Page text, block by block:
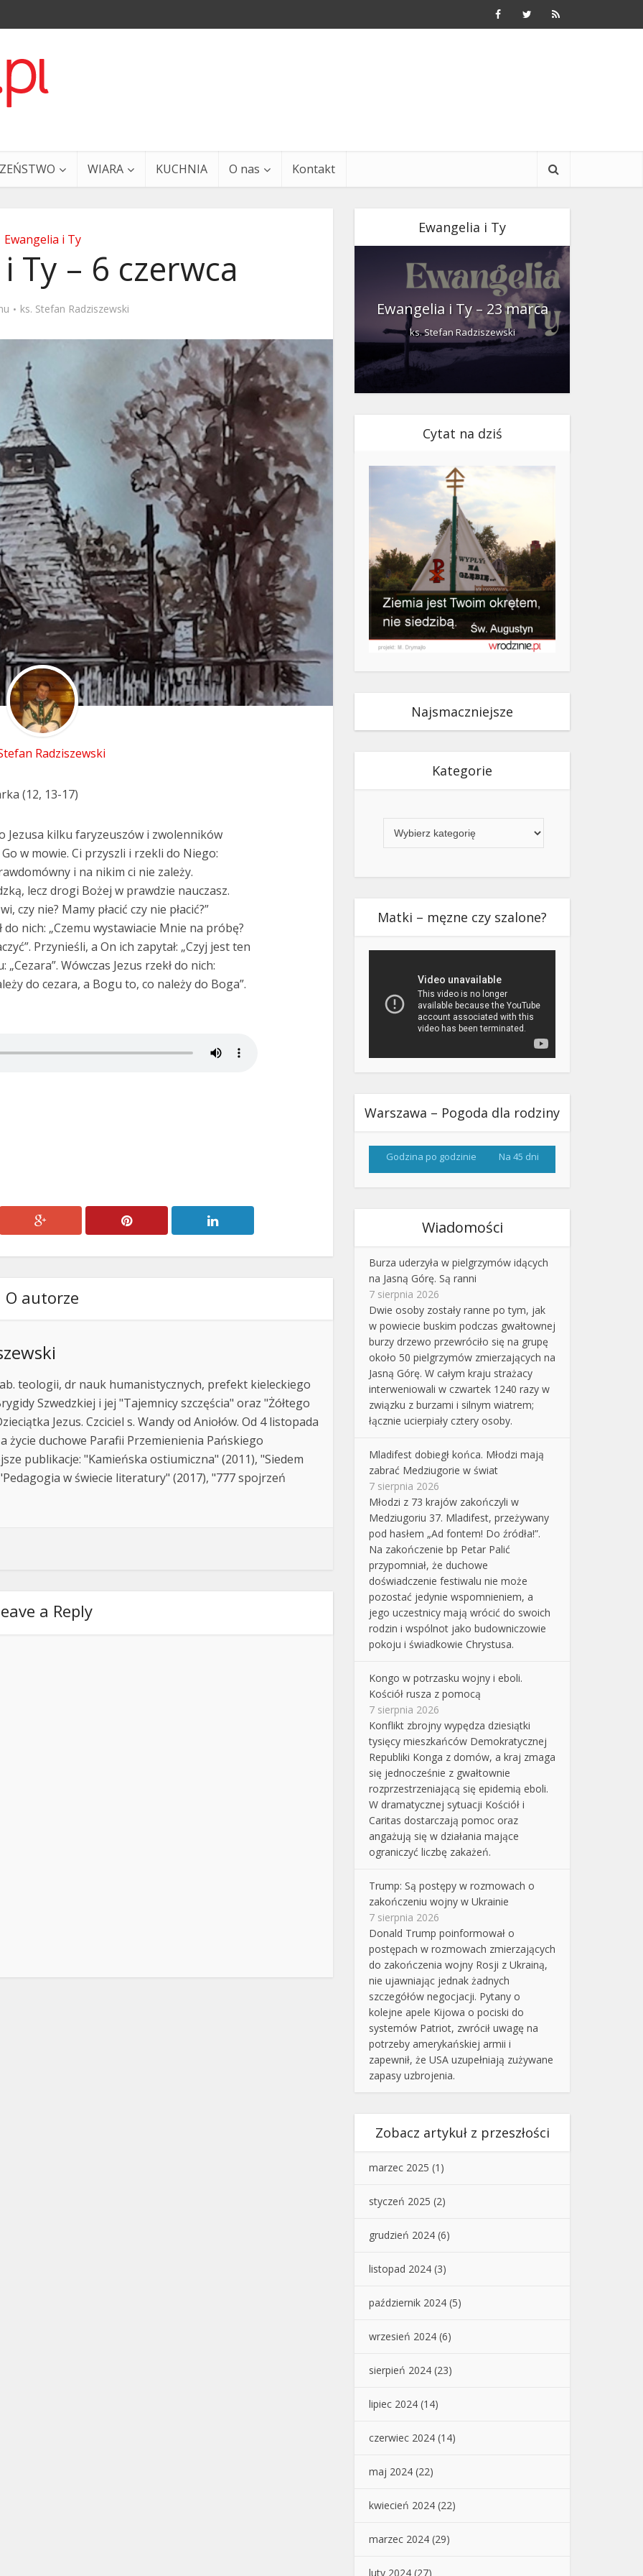
WIARA KUCHNIA O nas Kontakt
Ewangelia i Ty
Ty – 6 czerwca
ks. Stefan Radziszewski
Radziszewski
(12, 13-17)
Jezusa kilku faryzeuszów i zwolenników
w mowie. Ci przyszli i rzekli do Niego:
i na nikim ci nie zależy.
lecz drogi Bożej w prawdzie nauczasz.
czy nie? Mamy płacić czy nie płacić?”
do nich: „Czemu wystawiacie Mnie na próbę?
Przynieśli, a On ich zapytał: „Czyj jest ten
Wówczas Jezus rzekł do nich:
do cezara, a Bogu to, co należy do Boga”.
O autorze
teologii, dr nauk humanistycznych, prefekt kieleckiego
Szwedzkiej i jej "Tajemnicy szczęścia" oraz "Żółtego
Jezus. Czciciel s. Wandy od Aniołów. Od 4 listopada
życie duchowe Parafii Przemienienia Pańskiego
publikacje: "Kamieńska ostiumiczna" (2011), "Siedem
w świecie literatury" (2017), "777 spojrzeń
a Reply
Ewangelia i Ty
i Ty – 29 grudnia Ewangelia i Ty – 23 marca
ks. Stefan Radziszewski
Cytat na dziś
Najsmaczniejsze
Kategorie
Matki – męzne czy szalone?
Warszawa – Pogoda dla rodziny
Godzina po godzinie Na 45 dni
Wiadomości
Burza uderzyła w pielgrzymów idących
na Jasną Górę. Są ranni
7 sierpnia 2026
Dwie osoby zostały ranne po tym, jak
w powiecie buskim podczas gwałtownej
burzy drzewo przewróciło się na grupę
około 50 pielgrzymów zmierzających na
Jasną Górę. W całym kraju strażacy
interweniowali w czwartek 1240 razy w
związku z burzami i silnym wiatrem;
łącznie ucierpiały cztery osoby.
Mladifest dobiegł końca. Młodzi mają
zabrać Medziugorie w świat
7 sierpnia 2026
Młodzi z 73 krajów zakończyli w
Medziugoriu 37. Mladifest, przeżywany
pod hasłem „Ad fontem! Do źródła!”.
Na zakończenie bp Petar Palić
przypomniał, że duchowe
doświadczenie festiwalu nie może
pozostać jedynie wspomnieniem, a
jego uczestnicy mają wrócić do swoich
rodzin i wspólnot jako budowniczowie
pokoju i świadkowie Chrystusa.
Kongo w potrzasku wojny i eboli.
Kościół rusza z pomocą
7 sierpnia 2026
Konflikt zbrojny wypędza dziesiątki
tysięcy mieszkańców Demokratycznej
Republiki Konga z domów, a kraj zmaga
się jednocześnie z gwałtownie
rozprzestrzeniającą się epidemią eboli.
W dramatycznej sytuacji Kościół i
Caritas dostarczają pomoc oraz
angażują się w działania mające
ograniczyć liczbę zakażeń.
Trump: Są postępy w rozmowach o
zakończeniu wojny w Ukrainie
7 sierpnia 2026
Donald Trump poinformował o
postępach w rozmowach zmierzających
do zakończenia wojny Rosji z Ukrainą,
nie ujawniając jednak żadnych
szczegółów negocjacji. Pytany o
kolejne apele Kijowa o pociski do
systemów Patriot, zwrócił uwagę na
potrzeby amerykańskiej armii i
zapewnił, że USA uzupełniają zużywane
zapasy uzbrojenia.
Zobacz artykuł z przeszłości
marzec 2025 (1)
styczeń 2025 (2)
grudzień 2024 (6)
listopad 2024 (3)
październik 2024 (5)
wrzesień 2024 (6)
sierpień 2024 (23)
lipiec 2024 (14)
czerwiec 2024 (14)
maj 2024 (22)
kwiecień 2024 (22)
marzec 2024 (29)
luty 2024 (27)